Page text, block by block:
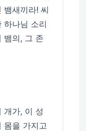
뱀새끼라! 씨
하나님 소리
뱀의, 그 존
개가, 이 성
몸을 가지고